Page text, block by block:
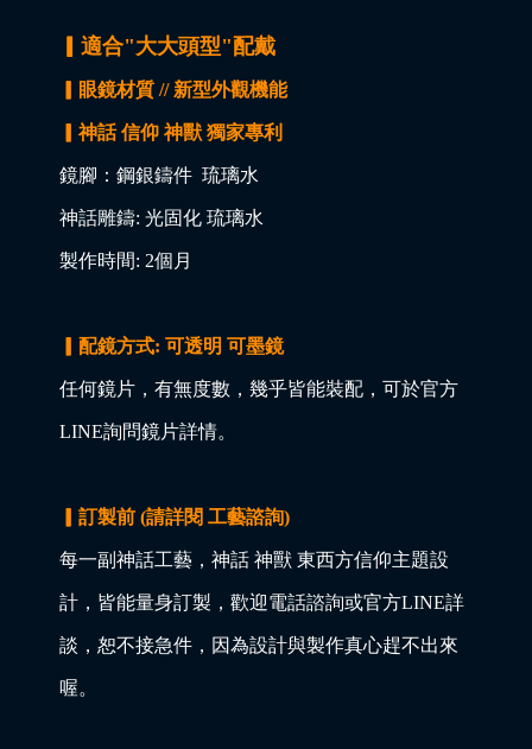
▎適合"大大頭型"配戴
▎眼鏡材質 // 新型外觀機能
▎神話 信仰 神獸 獨家專利
鏡腳：鋼銀鑄件 琉璃水
神話雕鑄: 光固化 琉璃水
製作時間: 2個月
▎配鏡方式: 可透明 可墨鏡
任何鏡片，有無度數，幾乎皆能裝配，可於官方
LINE詢問鏡片詳情。
▎訂製前 (請詳閱 工藝諮詢)
每一副神話工藝，神話 神獸 東西方信仰主題設
計，皆能量身訂製，歡迎電話諮詢或官方LINE詳
談，恕不接急件，因為設計與製作真心趕不出來
喔。